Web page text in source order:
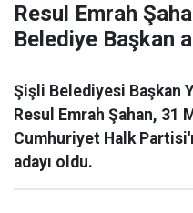
Resul Emrah
Belediye Başkan
Şişli Belediyesi Başkan
Resul Emrah Şahan,
Cumhuriyet Halk
adayı oldu.